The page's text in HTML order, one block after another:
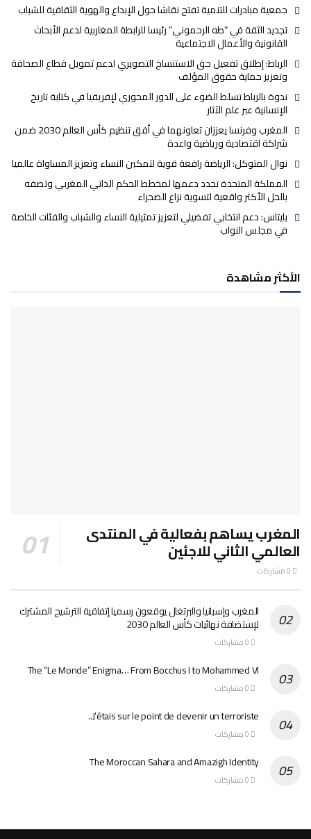
جمعية مبادرات للتنمية تفتح نقاشا حول الإبداع والهوية الثقافية للشباب
تجديد الثقة في “طه الرحموني” رئيسا للرابطة المغاربية لدعم الأبحاث
القانونية والأعمال الاجتماعية
الرباط: إطلاق تفعيل حق الاستنساخ التصويري لدعم تمويل قطاع الصحافة
وتعزيز حماية حقوق المؤلف
ندوة بالرباط تسلط الضوء على الدور المحوري لإفريقيا في كتابة تاريخ
الإنسانية عبر علم الآثار
المغرب وفرنسا يعززان تعاونهما في أفق تنظيم كأس العالم 2030 ضمن
شراكة اقتصادية ورياضية واعدة
نوال المتوكل: الرياضة رافعة قوية لتمكين النساء وتعزيز المساواة عالميا
المملكة المتحدة تجدد دعمها لمخطط الحكم الذاتي المغربي وتصفه
بالحل الأكثر واقعية لتسوية نزاع الصحراء
بايتاس: دعم انتخابي تفضيلي لتعزيز تمثيلية النساء والشباب والفئات الخاصة
في مجلس النواب
الأكثر مشاهدة
المغرب يساهم بفعالية في المنتدى
العالمي الثاني للاجئين
المغرب وإسبانيا والبرتغال يوقعون رسميا إتفاقية الترشيح المشترك
لإستضافة نهائيات كأس العالم 2030
The “Le Monde” Enigma… From Bocchus I to Mohammed VI
J’étais sur le point de devenir un terroriste..
The Moroccan Sahara and Amazigh Identity